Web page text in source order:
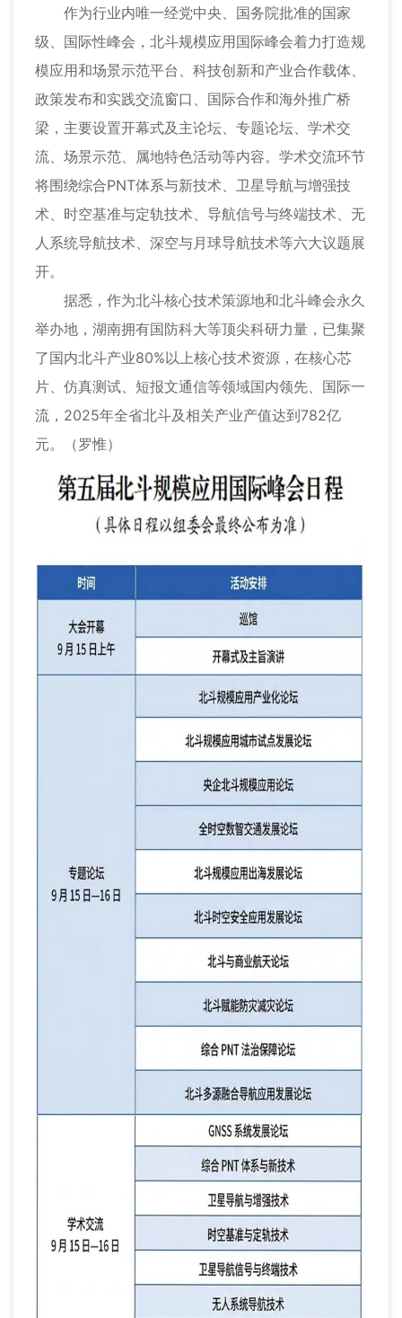
作为行业内唯一经党中央、国务院批准的国家
级、国际性峰会，北斗规模应用国际峰会着力打造规
模应用和场景示范平台、科技创新和产业合作载体、
政策发布和实践交流窗口、国际合作和海外推广桥
梁，主要设置开幕式及主论坛、专题论坛、学术交
流、场景示范、属地特色活动等内容。学术交流环节
将围绕综合PNT体系与新技术、卫星导航与增强技
术、时空基准与定轨技术、导航信号与终端技术、无
人系统导航技术、深空与月球导航技术等六大议题展
开。
据悉，作为北斗核心技术策源地和北斗峰会永久
举办地，湖南拥有国防科大等顶尖科研力量，已集聚
了国内北斗产业80%以上核心技术资源，在核心芯
片、仿真测试、短报文通信等领域国内领先、国际一
流，2025年全省北斗及相关产业产值达到782亿
元。（罗惟）